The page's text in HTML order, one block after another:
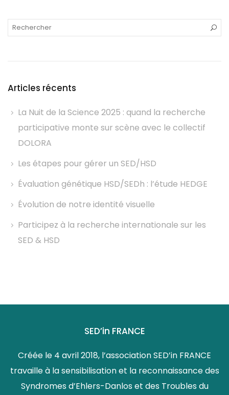
Articles récents
La Nuit de la Science 2025 : quand la recherche
participative monte sur scène avec le collectif
DOLORA
Les étapes pour gérer un SED/HSD
Évaluation génétique HSD/SEDh : l’étude HEDGE
Évolution de notre identité visuelle
Participez à la recherche internationale sur les
SED & HSD
SED’in FRANCE
Créée le 4 avril 2018, l’association SED’in FRANCE
travaille à la sensibilisation et la reconnaissance des
Syndromes d’Ehlers-Danlos et des Troubles du